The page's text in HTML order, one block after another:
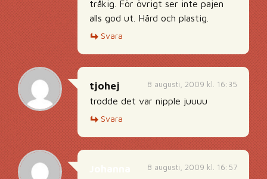
tråkig. För övrigt ser inte pajen
alls god ut. Hård och plastig.
Svara
8 augusti, 2009 kl. 16:35
tjohej
trodde det var nipple juuuu
Svara
8 augusti, 2009 kl. 16:57